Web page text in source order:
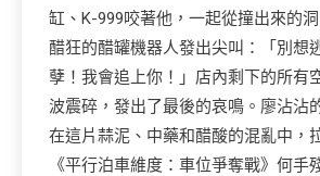
缸、K-999咬著他，一起從撞出來的
醋狂的醋罐機器人發出尖叫：「別想
孽！我會追上你！」店內剩下的所有
波震碎，發出了最後的哀鳴。廖沾沾
在這片蒜泥、中藥和醋酸的混亂中，
《平行泊車維度：車位爭奪戰》何手